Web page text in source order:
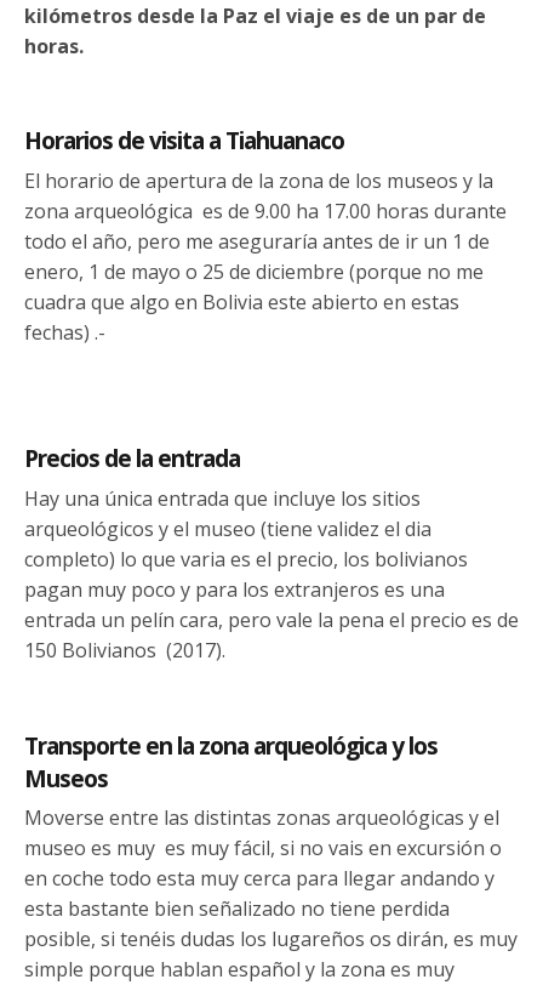
kilómetros desde la Paz el viaje es de un par de
horas.
Horarios de visita a Tiahuanaco
El horario de apertura de la zona de los museos y la
zona arqueológica es de 9.00 ha 17.00 horas durante
todo el año, pero me aseguraría antes de ir un 1 de
enero, 1 de mayo o 25 de diciembre (porque no me
cuadra que algo en Bolivia este abierto en estas
fechas) .-
Precios de la entrada
Hay una única entrada que incluye los sitios
arqueológicos y el museo (tiene validez el dia
completo) lo que varia es el precio, los bolivianos
pagan muy poco y para los extranjeros es una
entrada un pelín cara, pero vale la pena el precio es de
150 Bolivianos (2017).
Transporte en la zona arqueológica y los
Museos
Moverse entre las distintas zonas arqueológicas y el
museo es muy es muy fácil, si no vais en excursión o
en coche todo esta muy cerca para llegar andando y
esta bastante bien señalizado no tiene perdida
posible, si tenéis dudas los lugareños os dirán, es muy
simple porque hablan español y la zona es muy